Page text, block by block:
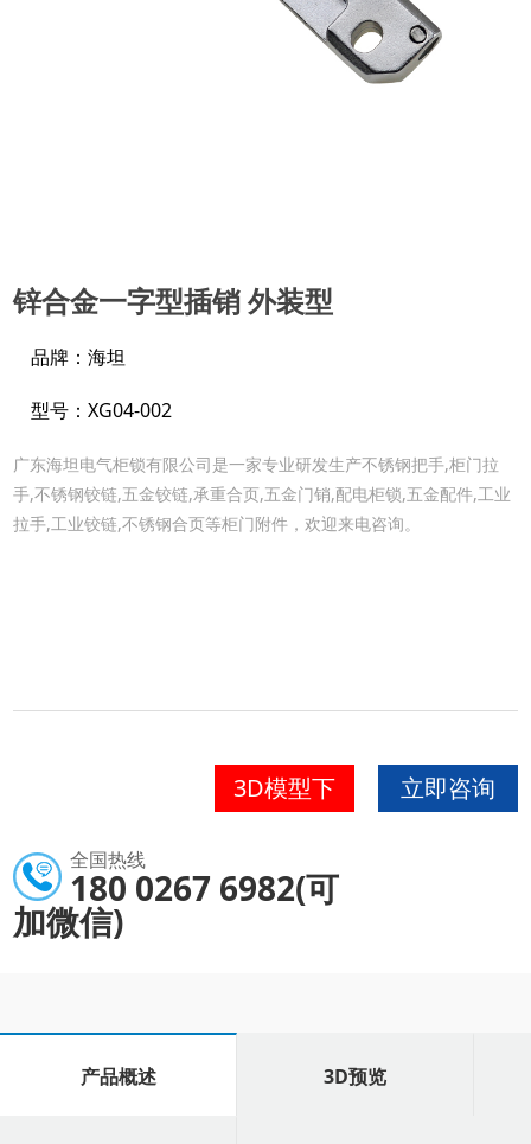
锌合金一字型插销 外装型
品牌：海坦
型号：XG04-002
广东海坦电气柜锁有限公司是一家专业研发生产不锈钢把手,柜门拉
手,不锈钢铰链,五金铰链,承重合页,五金门销,配电柜锁,五金配件,工业
拉手,工业铰链,不锈钢合页等柜门附件，欢迎来电咨询。
立即咨询
3D模型下
全国热线
180 0267 6982(可
加微信)
产品概述 3D预览